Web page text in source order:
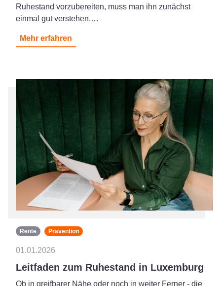
Ruhestand vorzubereiten, muss man ihn zunächst
einmal gut verstehen.…
Mehr erfahren
Rente Prävention
01.01.2026
Leitfaden zum Ruhestand in Luxemburg
Ob in greifbarer Nähe oder noch in weiter Ferner - die